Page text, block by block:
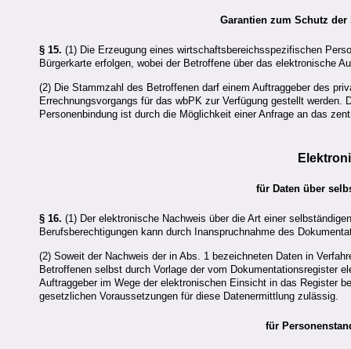
Garantien zum Schutz
§ 15. (1) Die Erzeugung eines wirtschaftsbereichsspezifischen
Bürgerkarte erfolgen, wobei der Betroffene über das elektronische
(2) Die Stammzahl des Betroffenen darf einem Auftraggeber des
Errechnungsvorgangs für das wbPK zur Verfügung gestellt
Personenbindung ist durch die Möglichkeit einer Anfrage an das
für Daten über
§ 16. (1) Der elektronische Nachweis über die Art einer
Berufsberechtigungen kann durch Inanspruchnahme des
(2) Soweit der Nachweis der in Abs. 1 bezeichneten Daten in
Betroffenen selbst durch Vorlage der vom Dokumentationsregister
Auftraggeber im Wege der elektronischen Einsicht in das Register
gesetzlichen Voraussetzungen für diese Datenermittlung zulässig.
für